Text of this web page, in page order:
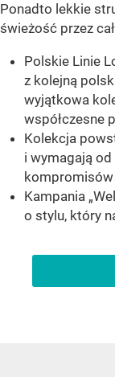
Ponadto lekkie
świeżość przez
Polskie Linie
z kolejną
wyjątkowa
współczesne
Kolekcja
i wymagają
Kampania
o stylu, który